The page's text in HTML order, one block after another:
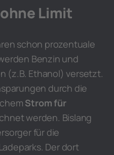
Limit
schon prozentuale
Benzin und
(z.B. Ethanol) versetzt.
durch die
Strom für
werden. Bislang
für die
Der dort